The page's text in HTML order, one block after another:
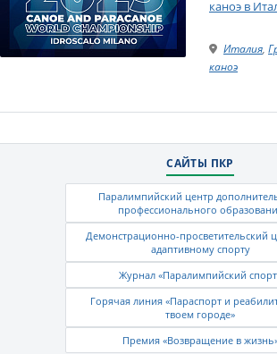
каноэ в
Италия,
каноэ
САЙТЫ ПКР
Паралимпийский центр
профессионального
Демонстрационно-просветительский
адаптивному спорту
Журнал «Паралимпийский
Горячая линия «Параспорт и
твоем городе»
Премия «Возвращение в